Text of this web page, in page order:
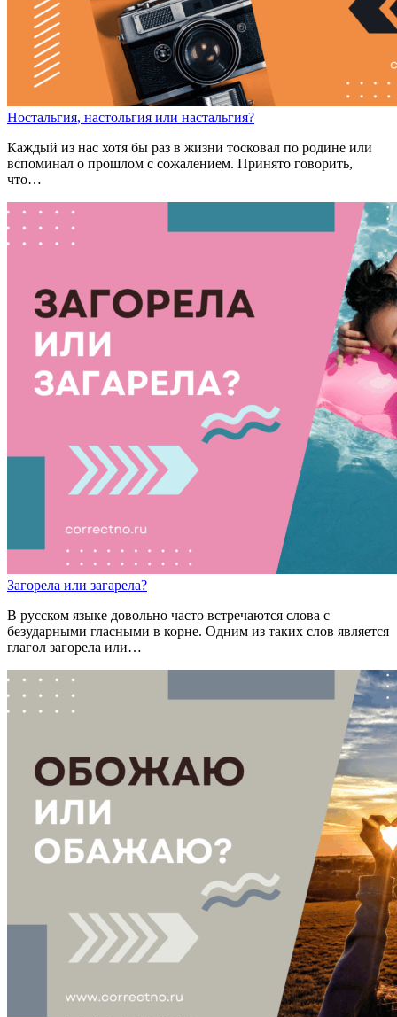
Ностальгия, настольгия или настальгия?
Каждый из нас хотя бы раз в жизни тосковал по родине или
вспоминал о прошлом с сожалением. Принято говорить,
что…
Загорела или загарела?
В русском языке довольно часто встречаются слова с
безударными гласными в корне. Одним из таких слов является
глагол загорела или…